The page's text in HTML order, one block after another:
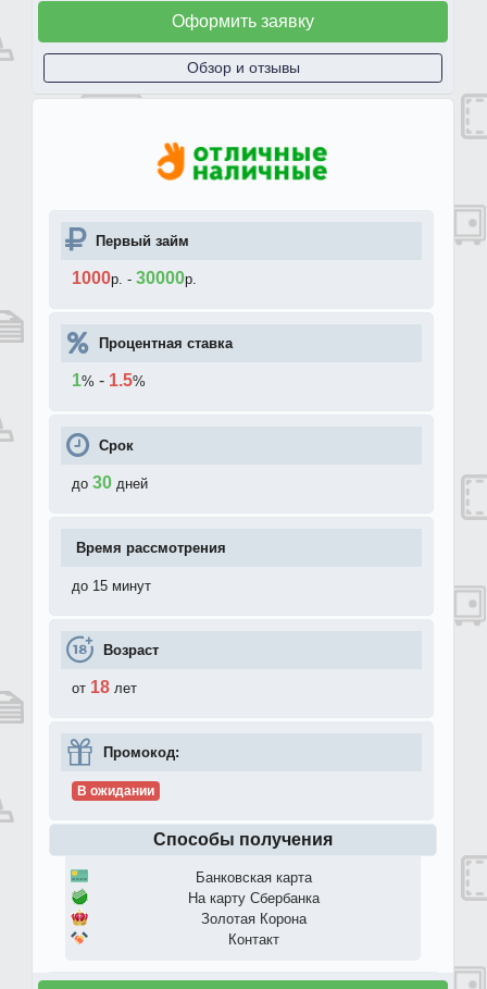
Оформить заявку
Обзор и отзывы
Первый займ
1000р. - 30000р.
Процентная ставка
1% - 1.5%
Срок
до 30 дней
Время рассмотрения
до 15 минут
Возраст
от 18 лет
Промокод:
В ожидании
Способы получения
Банковская карта
На карту Сбербанка
Золотая Корона
Контакт